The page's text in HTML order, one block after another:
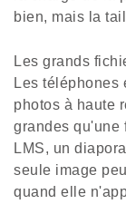
bien, mais la
Les grands
Les téléphones
photos à haute
grandes qu'une
LMS, un
seule image
quand elle